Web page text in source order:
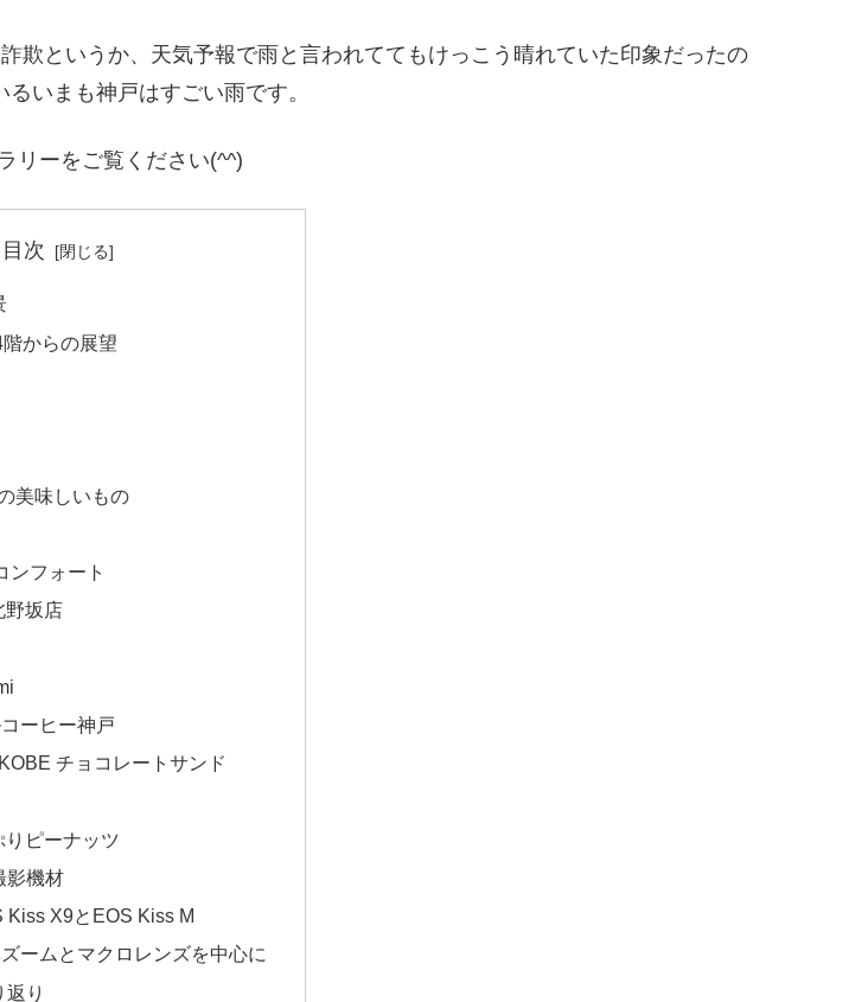
欺というか、天気予報で雨と言われててもけっこう晴れていた印象だったの
いまも神戸はすごい雨です。
リーをご覧ください(^^)
目次
からの展望
美味しいもの
ンフォート
野坂店
ーヒー神戸
チョコレートサンド
ピーナッツ
影機材
Kiss X9とEOS Kiss M
ームとマクロレンズを中心に
り